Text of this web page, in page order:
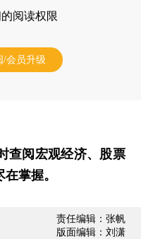
阅读权限
/会员升级
查阅宏观经济、股票
掌握。
责任编辑：张帆
版面编辑：刘潇